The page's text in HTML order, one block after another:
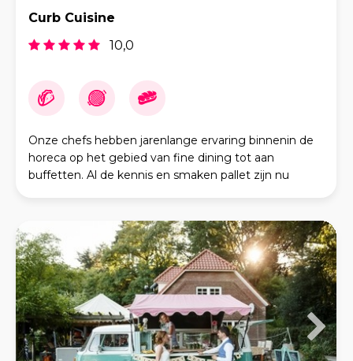
Curb Cuisine
10,0
Onze chefs hebben jarenlange ervaring binnenin de
horeca op het gebied van fine dining tot aan
buffetten. Al de kennis en smaken pallet zijn nu